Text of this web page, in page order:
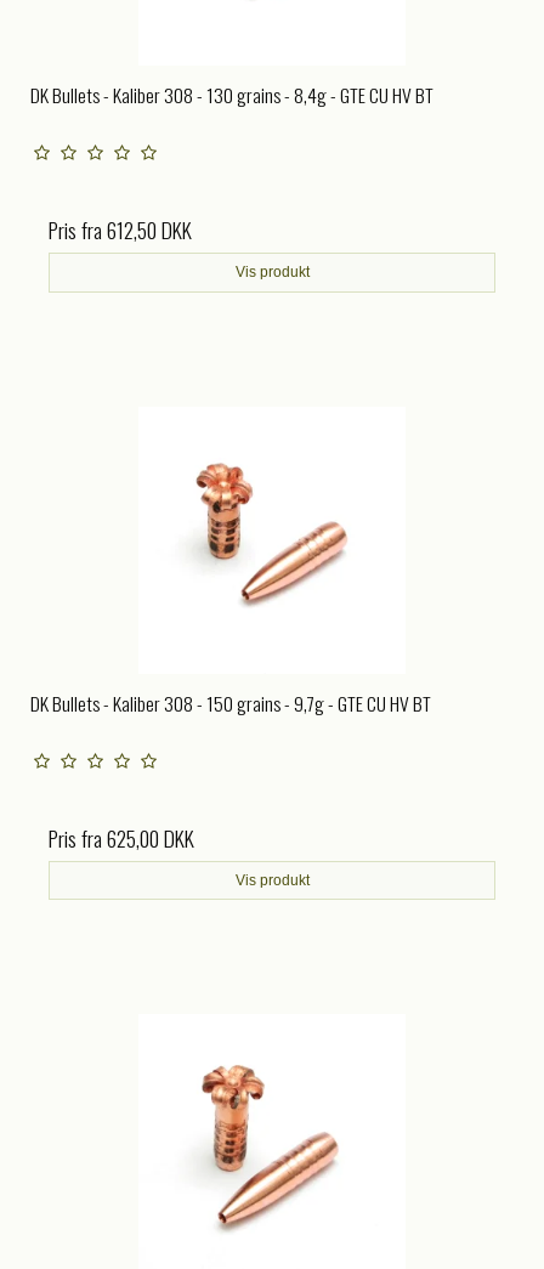
DK Bullets - Kaliber 308 - 130 grains - 8,4g - GTE CU HV BT
Pris fra612,50 DKK
Vis produkt
DK Bullets - Kaliber 308 - 150 grains - 9,7g - GTE CU HV BT
Pris fra625,00 DKK
Vis produkt